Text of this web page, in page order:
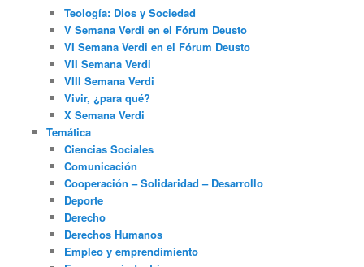
Teología: Dios y Sociedad
V Semana Verdi en el Fórum Deusto
VI Semana Verdi en el Fórum Deusto
VII Semana Verdi
VIII Semana Verdi
Vivir, ¿para qué?
X Semana Verdi
Temática
Ciencias Sociales
Comunicación
Cooperación – Solidaridad – Desarrollo
Deporte
Derecho
Derechos Humanos
Empleo y emprendimiento